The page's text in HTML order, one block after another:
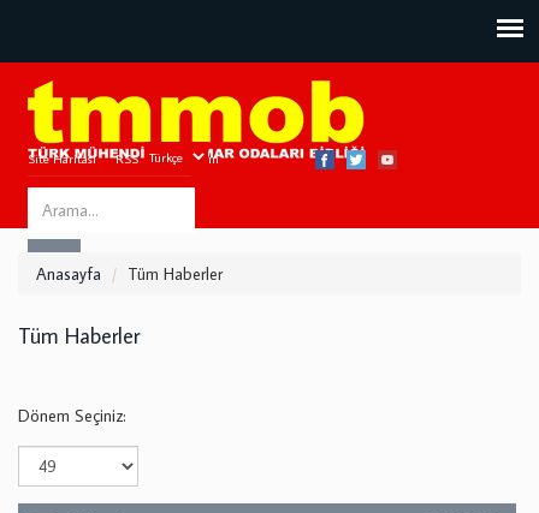
Site Haritası RSS Bize Ulaşın
Search
this
Anasayfa Tüm Haberler
Tüm Haberler
Dönem Seçiniz: